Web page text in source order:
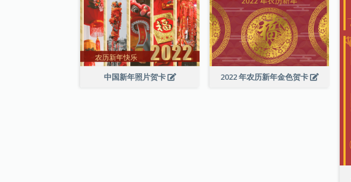
中国新年照片贺卡 2022 年农历新年金色贺卡